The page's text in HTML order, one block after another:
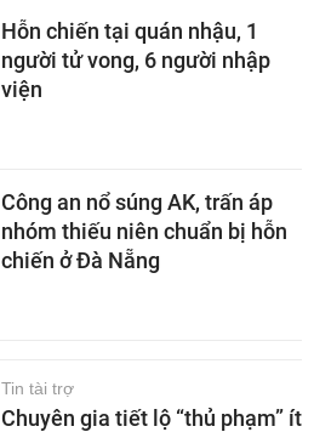
Hỗn chiến tại quán nhậu, 1
người tử vong, 6 người nhập
viện
Công an nổ súng AK, trấn áp
nhóm thiếu niên chuẩn bị hỗn
chiến ở Đà Nẵng
Tin tài trợ
Chuyên gia tiết lộ “thủ phạm” ít